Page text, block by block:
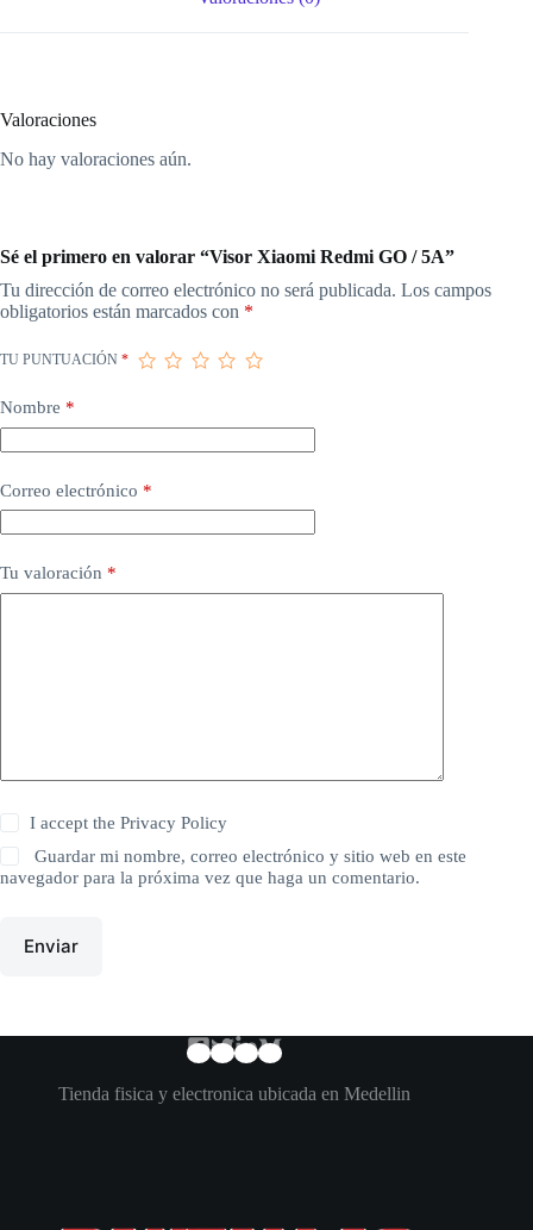
Valoraciones
No hay valoraciones aún.
Sé el primero en valorar “Visor Xiaomi Redmi GO / 5A”
Tu dirección de correo electrónico no será publicada. Los campos
obligatorios están marcados con *
TU PUNTUACIÓN *
Nombre *
Correo electrónico *
Tu valoración *
I accept thePrivacy Policy
Guardar mi nombre, correo electrónico y sitio web en este
navegador para la próxima vez que haga un comentario.
Enviar
Tienda fisica y electronica ubicada en Medellin